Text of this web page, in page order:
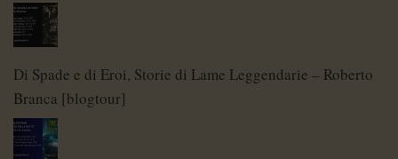
Di Spade e di Eroi, Storie di Lame Leggendarie – Roberto
Branca [blogtour]